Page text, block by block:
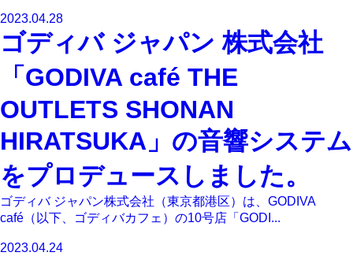
2023.04.28
ゴディバ ジャパン 株式会社
「GODIVA café THE
OUTLETS SHONAN
HIRATSUKA」の音響システム
をプロデュースしました。
ゴディバ ジャパン株式会社（東京都港区）は、GODIVA
café（以下、ゴディバカフェ）の10号店「GODI...
2023.04.24